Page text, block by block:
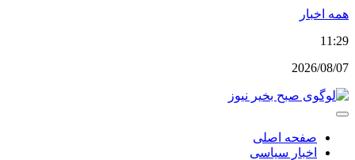
پرش
محتوا
همه اخبار
11:29
2026/08/07
صفحه اصلی
اخبار سیاسی